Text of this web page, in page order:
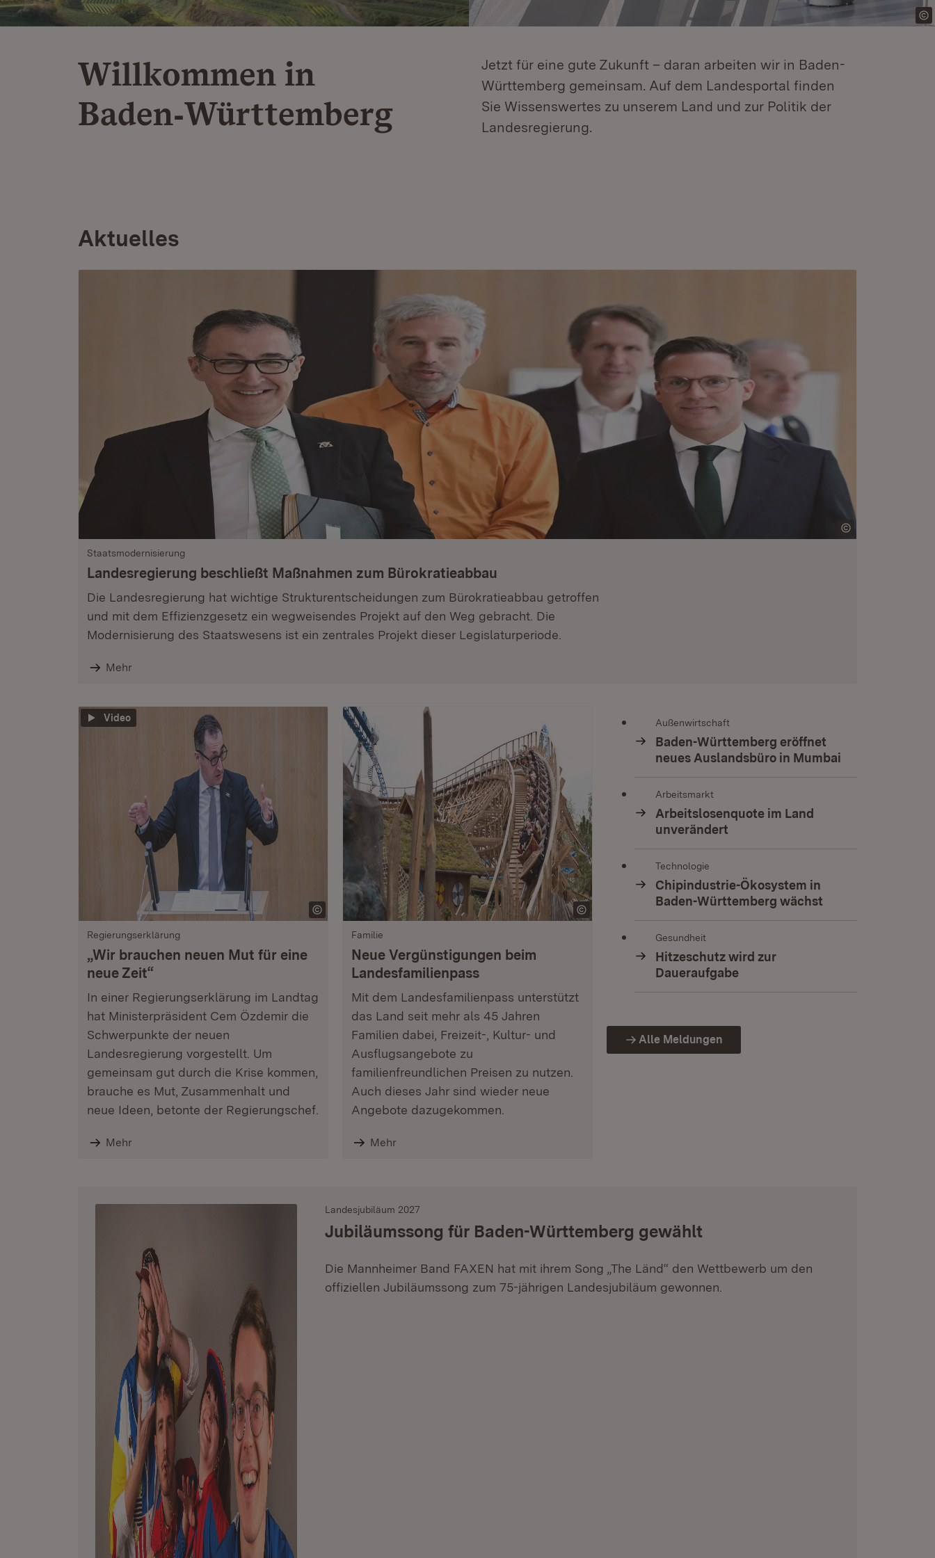
Willkommen in
Baden‑Württemberg
Jetzt für eine gute Zukunft – daran arbeiten wir in Baden-
Württemberg gemeinsam. Auf dem Landesportal finden
Sie Wissenswertes zu unserem Land und zur Politik der
Landesregierung.
Aktuelles
Staatsmodernisierung
Landesregierung beschließt Maßnahmen zum Bürokratieabbau
Die Landesregierung hat wichtige Strukturentscheidungen zum Bürokratieabbau getroffen
und mit dem Effizienzgesetz ein wegweisendes Projekt auf den Weg gebracht. Die
Modernisierung des Staatswesens ist ein zentrales Projekt dieser Legislaturperiode.
Mehr
Video
Regierungserklärung
„Wir brauchen neuen Mut für eine
neue Zeit“
In einer Regierungserklärung im Landtag
hat Ministerpräsident Cem Özdemir die
Schwerpunkte der neuen
Landesregierung vorgestellt. Um
gemeinsam gut durch die Krise kommen,
brauche es Mut, Zusammenhalt und
neue Ideen, betonte der Regierungschef.
Mehr
Familie
Neue Vergünstigungen beim
Landesfamilienpass
Mit dem Landesfamilienpass unterstützt
das Land seit mehr als 45 Jahren
Familien dabei, Freizeit-, Kultur- und
Ausflugsangebote zu
familienfreundlichen Preisen zu nutzen.
Auch dieses Jahr sind wieder neue
Angebote dazugekommen.
Mehr
Außenwirtschaft
Baden-Württemberg eröffnet
neues Auslandsbüro in Mumbai
Arbeitsmarkt
Arbeitslosenquote im Land
unverändert
Technologie
Chipindustrie-Ökosystem in
Baden-Württemberg wächst
Gesundheit
Hitzeschutz wird zur
Daueraufgabe
Alle Meldungen
Landesjubiläum 2027
Jubiläumssong für Baden-Württemberg gewählt
Die Mannheimer Band FAXEN hat mit ihrem Song „The Länd“ den Wettbewerb um den
offiziellen Jubiläumssong zum 75-jährigen Landesjubiläum gewonnen.